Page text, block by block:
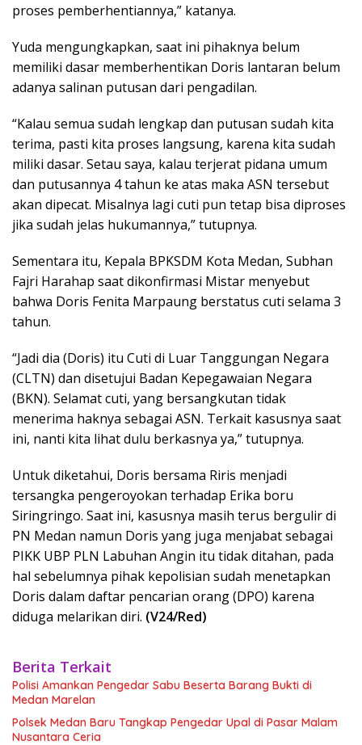
proses pemberhentiannya,” katanya.
Yuda mengungkapkan, saat ini pihaknya belum
memiliki dasar memberhentikan Doris lantaran belum
adanya salinan putusan dari pengadilan.
“Kalau semua sudah lengkap dan putusan sudah kita
terima, pasti kita proses langsung, karena kita sudah
miliki dasar. Setau saya, kalau terjerat pidana umum
dan putusannya 4 tahun ke atas maka ASN tersebut
akan dipecat. Misalnya lagi cuti pun tetap bisa diproses
jika sudah jelas hukumannya,” tutupnya.
Sementara itu, Kepala BPKSDM Kota Medan, Subhan
Fajri Harahap saat dikonfirmasi Mistar menyebut
bahwa Doris Fenita Marpaung berstatus cuti selama 3
tahun.
“Jadi dia (Doris) itu Cuti di Luar Tanggungan Negara
(CLTN) dan disetujui Badan Kepegawaian Negara
(BKN). Selamat cuti, yang bersangkutan tidak
menerima haknya sebagai ASN. Terkait kasusnya saat
ini, nanti kita lihat dulu berkasnya ya,” tutupnya.
Untuk diketahui, Doris bersama Riris menjadi
tersangka pengeroyokan terhadap Erika boru
Siringringo. Saat ini, kasusnya masih terus bergulir di
PN Medan namun Doris yang juga menjabat sebagai
PIKK UBP PLN Labuhan Angin itu tidak ditahan, pada
hal sebelumnya pihak kepolisian sudah menetapkan
Doris dalam daftar pencarian orang (DPO) karena
diduga melarikan diri. (V24/Red)
Berita Terkait
Polisi Amankan Pengedar Sabu Beserta Barang Bukti di
Medan Marelan
Polsek Medan Baru Tangkap Pengedar Upal di Pasar Malam
Nusantara Ceria